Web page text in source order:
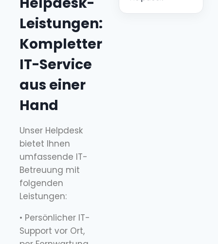
Leistungen:
Kompletter
IT-Service
aus einer
Hand
Unser Helpdesk
bietet Ihnen
umfassende IT-
Betreuung mit
folgenden
Leistungen:
• Persönlicher IT-
Support vor Ort,